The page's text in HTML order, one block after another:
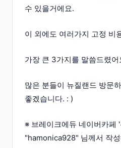
수 있을거에요.
이 외에도 여러가지 고정 비
가장 큰 3가지를 말씀드렸어
많은 분들이 뉴질랜드 방문
좋겠습니다. : )
※ 브레이크에듀 네이버카페
"hamonica928" 님께서 작